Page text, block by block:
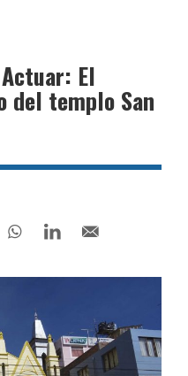
El
del templo San